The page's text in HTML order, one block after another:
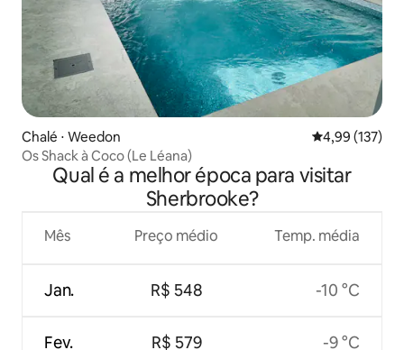
Chalé ⋅ Weedon 4,99 de uma
4,99 (137)
Os Shack à Coco (Le Léana)
Qual é a melhor época para visitar
Sherbrooke?
Mês
Jan.
Fev.
Preço médio
R$ 548
R$ 579
Temp. média
-10 °C
-9 °C